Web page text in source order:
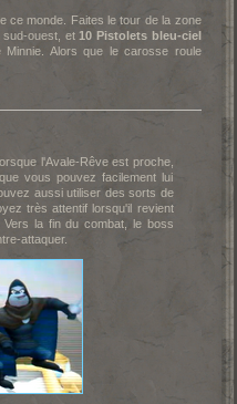
ce monde. Faites le tour de la zone
ouest, et 10 Pistolets bleu-ciel
Alors que le carosse roule
l'Avale-Rêve est proche,
vous pouvez facilement lui
aussi utiliser des sorts de
très attentif lorsqu'il revient
la fin du combat, le boss
attaquer.